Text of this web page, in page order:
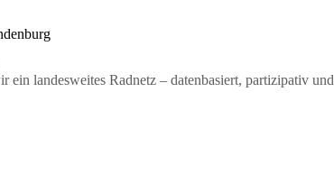
landesweites Radnetz – datenbasiert, partizipativ und